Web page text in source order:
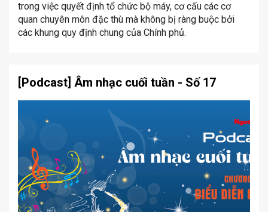
trong việc quyết định tổ chức bộ máy, cơ cấu các cơ
quan chuyên môn đặc thù mà không bị ràng buộc bởi
các khung quy định chung của Chính phủ.
[Podcast] Âm nhạc cuối tuần - Số 17